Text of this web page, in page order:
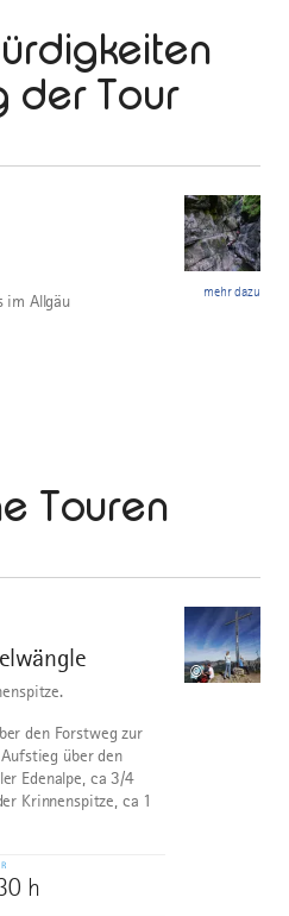
der Tour
im Allgäu mehr dazu
Touren
©
den Forstweg zur
über den
Edenalpe, ca 3/4
Krinnenspitze, ca 1
h